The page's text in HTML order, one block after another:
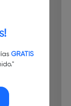
GRATIS